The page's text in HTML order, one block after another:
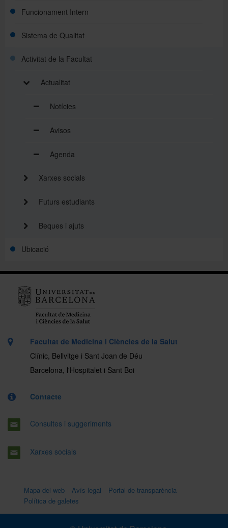
Funcionament Intern
Sistema de Qualitat
Activitat de la Facultat
Actualitat
Notícies
Avisos
Agenda
Xarxes socials
Futurs estudiants
Beques i ajuts
Ubicació
Facultat de Medicina i Ciències de la Salut
Clínic, Bellvitge i Sant Joan de Déu
Barcelona, l'Hospitalet i Sant Boi
Contacte
Consultes i suggeriments
Xarxes socials
Mapa del web Avís legal
Portal de transparència
Política de galetes